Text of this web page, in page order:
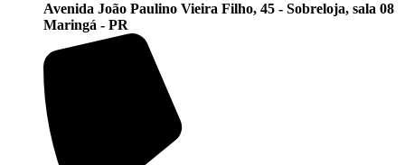
Avenida João Paulino Vieira Filho, 45 - Sobreloja, sala 08
Maringá - PR